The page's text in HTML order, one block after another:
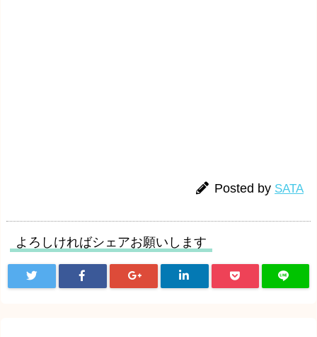
Posted by SATA
よろしければシェアお願いします